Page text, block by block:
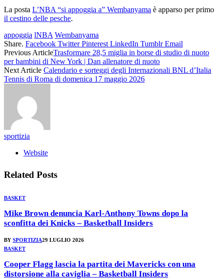
La posta L’NBA “si appoggia a” Wembanyama è apparso per primo
il cestino delle pesche.
appoggia lNBA Wembanyama
Share. Facebook Twitter Pinterest LinkedIn Tumblr Email
Previous ArticleTrasformare 28,5 miglia in borse di studio di nuoto
per bambini di New York | Dan allenatore di nuoto
Next Article Calendario e sorteggi degli Internazionali BNL d’Italia
Tennis di Roma di domenica 17 maggio 2026
sportizia
Website
Related Posts
BASKET
Mike Brown denuncia Karl-Anthony Towns dopo la
sconfitta dei Knicks – Basketball Insiders
BY SPORTIZIA29 LUGLIO 2026
BASKET
Cooper Flagg lascia la partita dei Mavericks con una
distorsione alla caviglia – Basketball Insiders